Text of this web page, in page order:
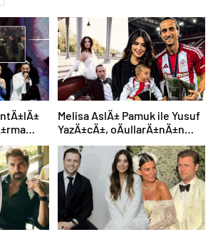
izledi
Melisa AslÄ± Pamuk ile Yusuf
YazÄ±cÄ±, oÄullarÄ±nÄ±n
yÃ¼zÃ¼nÃ¼ ilk kez
gÃ¶sterdi